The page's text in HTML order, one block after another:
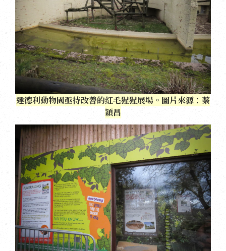
達德利動物園亟待改善的紅毛猩猩展場。圖片來源：蔡
穎昌